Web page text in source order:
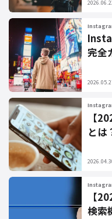
完全
【
とは
【
検索